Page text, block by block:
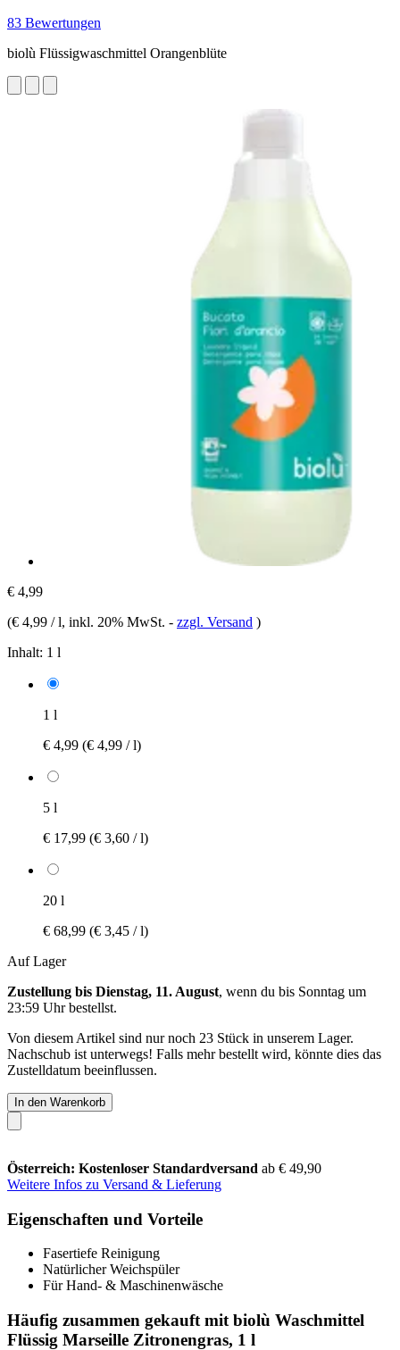
83 Bewertungen
biolù Flüssigwaschmittel Orangenblüte
€ 4,99
(€ 4,99 / l, inkl. 20% MwSt. - zzgl. Versand )
Inhalt: 1 l
1 l
€ 4,99 (€ 4,99 / l)
5 l
€ 17,99 (€ 3,60 / l)
20 l
€ 68,99 (€ 3,45 / l)
Auf Lager
Zustellung bis Dienstag, 11. August, wenn du bis Sonntag um
23:59 Uhrbestellst.
Von diesem Artikel sind nur noch 23 Stück in unserem Lager.
Nachschub ist unterwegs! Falls mehr bestellt wird, könnte dies das
Zustelldatum beeinflussen.
In den Warenkorb
Österreich: Kostenloser Standardversand ab € 49,90
Weitere Infos zu Versand & Lieferung
Eigenschaften und Vorteile
Fasertiefe Reinigung
Natürlicher Weichspüler
Für Hand- & Maschinenwäsche
Häufig zusammen gekauft mit biolù Waschmittel
Flüssig Marseille Zitronengras, 1 l